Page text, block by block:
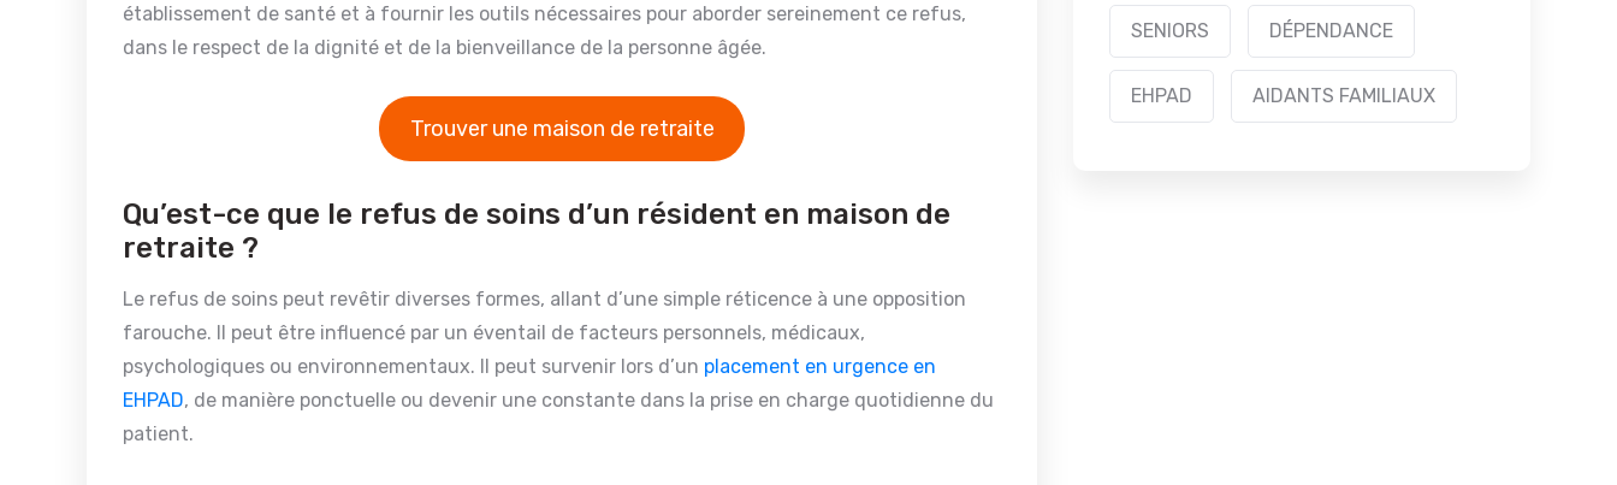
établissement de santé et à fournir les outils nécessaires pour aborder sereinement ce refus,
dans le respect de la dignité et de la bienveillance de la personne âgée.
Trouver une maison de retraite
Qu’est-ce que le refus de soins d’un résident en maison de
retraite ?
Le refus de soins peut revêtir diverses formes, allant d’une simple réticence à une opposition
farouche. Il peut être influencé par un éventail de facteurs personnels, médicaux,
psychologiques ou environnementaux. Il peut survenir lors d’un placement en urgence en
EHPAD, de manière ponctuelle ou devenir une constante dans la prise en charge quotidienne du
patient.
SENIORS DÉPENDANCE
EHPAD AIDANTS FAMILIAUX